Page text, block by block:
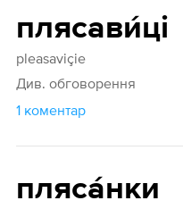
плясави́ці
pleasaviçie
Див. обговорення
1 коментар
пляса́нки